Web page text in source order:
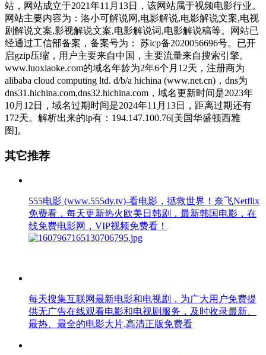
站，网站成立于2021年11月13日，该网站属于视频电影行业。
网站主要内容为：洛小可解说网,电影解说,电影解说文案,电视
剧解说文案,影视解说文案,电影解说词,电影解说稿等。网站已
经通过工信部备案，备案号为： 苏icp备2020056696号。已开
启gzip压缩，用户主要来自中国，主要流量来自搜索引擎。
www.luoxiaoke.com的域名年龄为2年6个月12天，注册商为
alibaba cloud computing ltd. d/b/a hichina (www.net.cn)，dns为
dns31.hichina.com,dns32.hichina.com，域名更新时间是2023年
10月12日，域名过期时间是2024年11月13日，距离过期还有
172天。解析出来的ip有：194.147.100.76[美国华盛顿西雅
图]。
其它推荐
555电影 (www.555dy.tv)-看电影，拯救世界！奈飞Netflix
免费看，每天更新热火欧美日韩剧，最新韩国电影，在
线免费电影网，VIP视频免费看！
每天搜集互联网最新电影和电视剧，为广大用户免费提
供无广告在线观看电影和电视剧服务，及时收录最新、
最热、最全的电影大片,高清正版免费看